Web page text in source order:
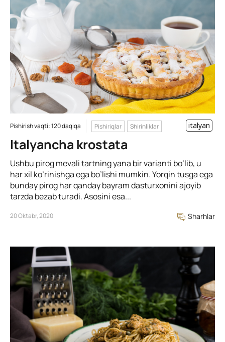
Pishirish vaqti: 120 daqiqa Pishiriqlar Shirinliklar italyan
Italyancha krostata
Ushbu pirog mevali tartning yana bir varianti bo’lib, u
har xil ko’rinishga ega bo’lishi mumkin. Yorqin tusga ega
bunday pirog har qanday bayram dasturxonini ajoyib
tarzda bezab turadi. Asosini esa...
20 Oktabr, 2020 Sharhlar